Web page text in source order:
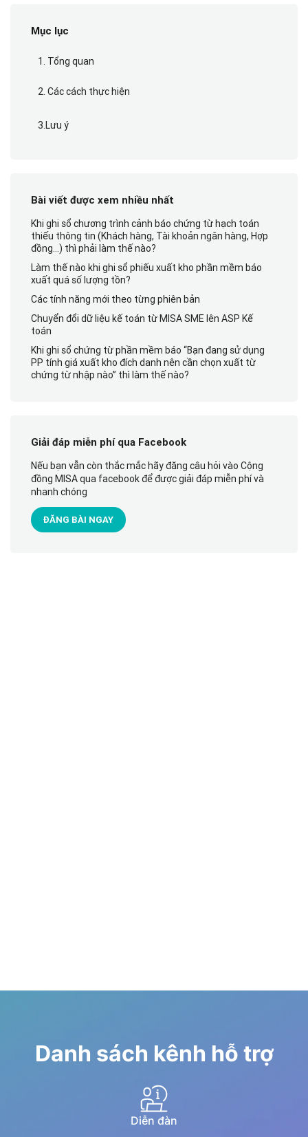
Mục lục
1. Tổng quan
2. Các cách thực hiện
3.Lưu ý
Bài viết được xem nhiều nhất
Khi ghi sổ chương trình cảnh báo chứng từ hạch toán
thiếu thông tin (Khách hàng, Tài khoản ngân hàng, Hợp
đồng…) thì phải làm thế nào?
Làm thế nào khi ghi sổ phiếu xuất kho phần mềm báo
xuất quá số lượng tồn?
Các tính năng mới theo từng phiên bản
Chuyển đổi dữ liệu kế toán từ MISA SME lên ASP Kế
toán
Khi ghi sổ chứng từ phần mềm báo “Bạn đang sử dụng
PP tính giá xuất kho đích danh nên cần chọn xuất từ
chứng từ nhập nào” thì làm thế nào?
Giải đáp miễn phí qua Facebook
Nếu bạn vẫn còn thắc mắc hãy đăng câu hỏi vào Cộng
đồng MISA qua facebook để được giải đáp miễn phí và
nhanh chóng
ĐĂNG BÀI NGAY
Danh sách kênh hỗ trợ
Diễn đàn